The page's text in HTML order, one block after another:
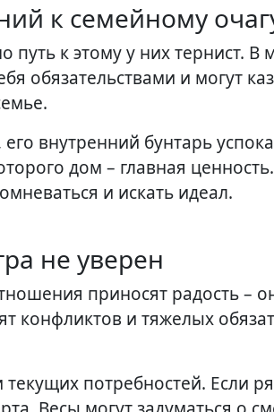
к семейному
к этому у них тернист. В
обязательствами и могут
внутренний бунтарь
дом – главная
и искать идеал.
не уверен
приносят радость –
конфликтов и тяжелых
потребностей. Если